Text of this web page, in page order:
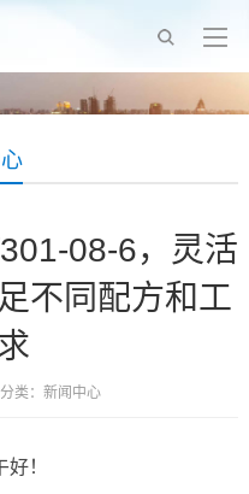
08-6，灵活
不同配方和工
类： 新闻中心
！